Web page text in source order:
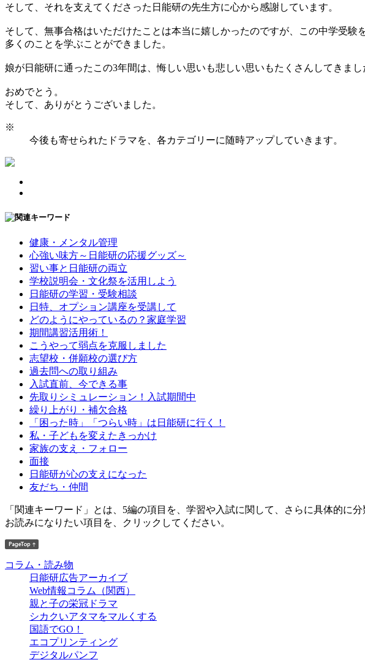
そして、それを支えてくださった日能研の先生方に心から感謝しています。
そして、無事合格はいただけたことは本当に嬉しかったのですが、この中学受
多くのことを学ぶことができました。
娘が日能研に通ったこの3年間は、悔しい思いも悲しい思いもたくさんしてきま
おめでとう。
そして、ありがとうございました。
※
今後も寄せられたドラマを、各カテゴリーに随時アップしていきます。
健康・メンタル管理
心強い味方～日能研の応援グッズ～
習い事と日能研の両立
学校説明会・文化祭を活用しよう
日能研の学習・受験相談
日特、オプション講座を受講して
どのようにやっているの？家庭学習
期間講習活用術！
こうやって弱点を克服しました
志望校・併願校の選び方
過去問への取り組み
入試直前、今できる事
先取りシミュレーション！入試期間中
繰り上がり・補欠合格
「困った時」「つらい時」は日能研に行く！
私・子どもを変えたきっかけ
家族の支え・フォロー
面接
日能研が心の支えになった
友だち・仲間
「関連キーワード」とは、5編の項目を、学習や入試に関して、さらに具体的に分
お読みになりたい項目を、クリックしてください。
コラム・読み物
日能研広告アーカイブ
Web情報コラム（関西）
親と子の栄冠ドラマ
シカクいアタマをマルくする
国語でGO！
エコプリンティング
デジタルパンフ